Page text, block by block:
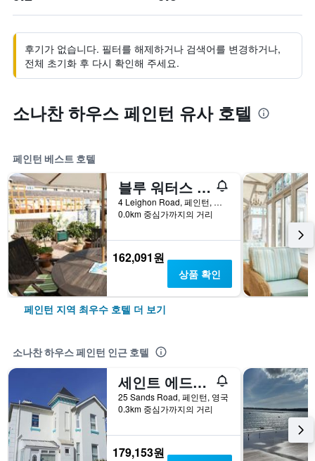
후기가 없습니다. 필터를 해제하거나 검색어를 변경하거나,
전체 초기화 후 다시 확인해 주세요.
소나찬 하우스 페인턴 유사 호텔
페인턴 베스트 호텔
블루 워터스 로지
4 Leighon Road, 페인턴, 영국
0.0km 중심가까지의 거리
162,091원
상품 확인
페인턴 지역 최우수 호텔 더 보기
소나찬 하우스 페인턴 인근 호텔
세인트 에드먼즈 게스트 하우스
25 Sands Road, 페인턴, 영국
0.3km 중심가까지의 거리
179,153원